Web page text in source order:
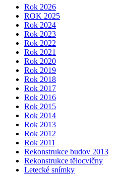
Rok 2026
ROK 2025
Rok 2024
Rok 2023
Rok 2022
Rok 2021
Rok 2020
Rok 2019
Rok 2018
Rok 2017
Rok 2016
Rok 2015
Rok 2014
Rok 2013
Rok 2012
Rok 2011
Rekonstrukce budov 2013
Rekonstrukce tělocvičny
Letecké snímky